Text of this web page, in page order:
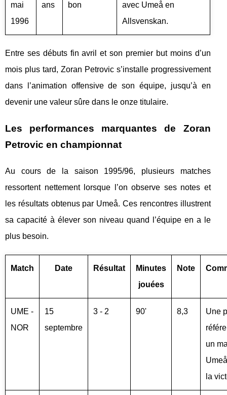
mai
1996
ans bon
avec Umeå en
Allsvenskan.
Entre ses débuts fin avril et son premier but moins d’un
mois plus tard, Zoran Petrovic s’installe progressivement
dans l’animation offensive de son équipe, jusqu’à en
devenir une valeur sûre dans le onze titulaire.
Les performances marquantes de Zoran
Petrovic en championnat
Au cours de la saison 1995/96, plusieurs matches
ressortent nettement lorsque l’on observe ses notes et
les résultats obtenus par Umeå. Ces rencontres illustrent
sa capacité à élever son niveau quand l’équipe en a le
plus besoin.
Match Date Résultat
Minutes
jouées
Note
UME -
NOR
15
septembre
3 - 2 90' 8,3
Une
un
la